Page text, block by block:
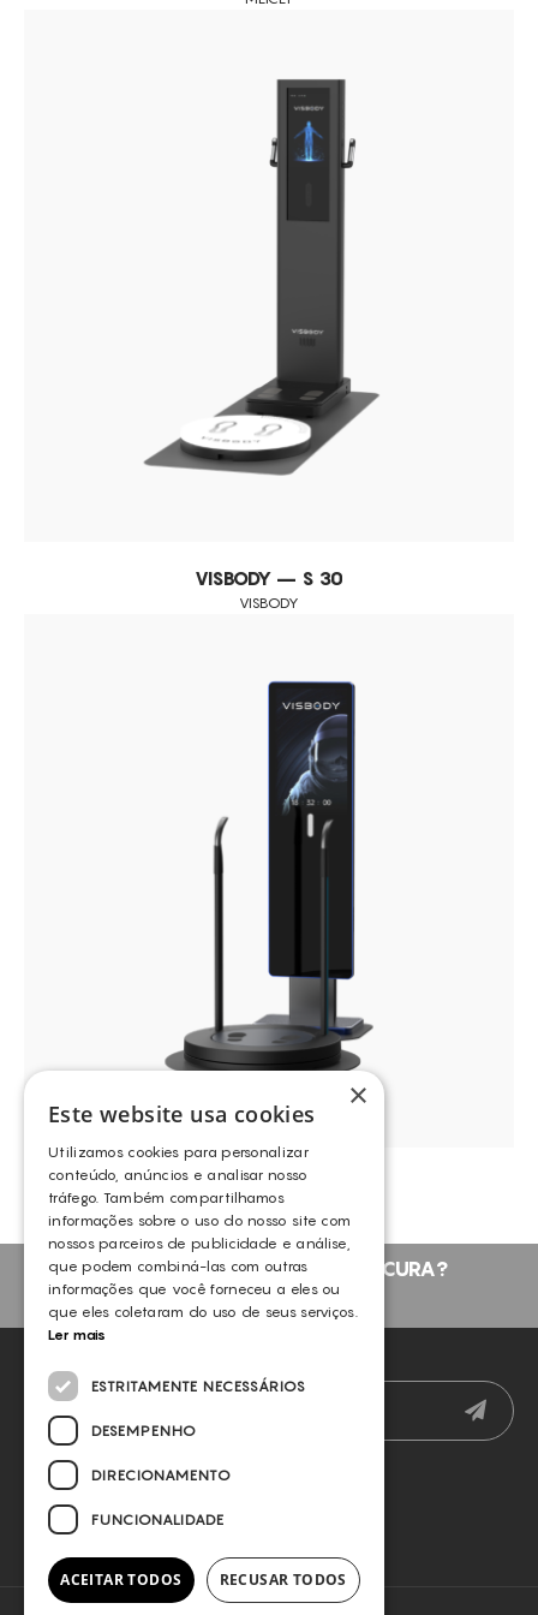
VISBODY – S 30
VISBODY
VISBODY – M 60
VISBODY
NÃO ENCONTROU O QUE PROCURA?
FALE CONNOSCO
×
Este website usa cookies
Utilizamos cookies para personalizar
conteúdo, anúncios e analisar nosso
tráfego. Também compartilhamos
informações sobre o uso do nosso site com
nossos parceiros de publicidade e análise,
que podem combiná-las com outras
informações que você forneceu a eles ou
que eles coletaram do uso de seus serviços.
Ler mais
ESTRITAMENTE NECESSÁRIOS
DESEMPENHO
DIRECIONAMENTO
FUNCIONALIDADE
ACEITAR TODOS RECUSAR TODOS